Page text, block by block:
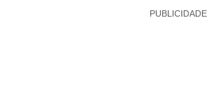
PUBLICIDADE